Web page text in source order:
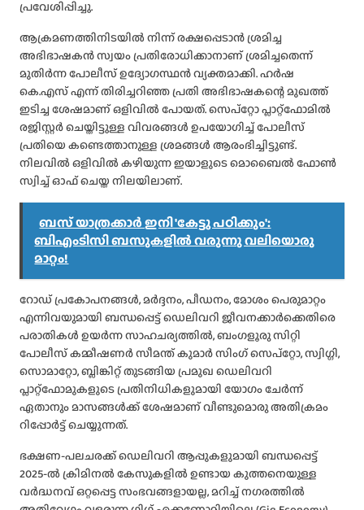
പ്രവേശിപ്പിച്ചു.
ആക്രമണത്തിനിടയിൽ നിന്ന് രക്ഷപ്പെടാൻ ശ്രമിച്ച
അഭിഭാഷകൻ സ്വയം പ്രതിരോധിക്കാനാണ് ശ്രമിച്ചതെന്ന്
മുതിർന്ന പോലീസ് ഉദ്യോഗസ്ഥൻ വ്യക്തമാക്കി. ഹർഷ
കെ.എസ് എന്ന് തിരിച്ചറിഞ്ഞ പ്രതി അഭിഭാഷകന്റെ മുഖത്ത്
ഇടിച്ച ശേഷമാണ് ഒളിവിൽ പോയത്. സെപ്റ്റോ പ്ലാറ്റ്‌ഫോമിൽ
രജിസ്റ്റർ ചെയ്തിട്ടുള്ള വിവരങ്ങൾ ഉപയോഗിച്ച് പോലീസ്
പ്രതിയെ കണ്ടെത്താനുള്ള ശ്രമങ്ങൾ ആരംഭിച്ചിട്ടുണ്ട്.
നിലവിൽ ഒളിവിൽ കഴിയുന്ന ഇയാളുടെ മൊബൈൽ ഫോൺ
സ്വിച്ച് ഓഫ് ചെയ്ത നിലയിലാണ്.
ബസ് യാത്രക്കാർ ഇനി 'കേട്ടു പഠിക്കും':
ബിഎംടിസി ബസുകളിൽ വരുന്നു വലിയൊരു
മാറ്റം!
റോഡ് പ്രകോപനങ്ങൾ, മർദ്ദനം, പീഡനം, മോശം പെരുമാറ്റം
എന്നിവയുമായി ബന്ധപ്പെട്ട് ഡെലിവറി ജീവനക്കാർക്കെതിരെ
പരാതികൾ ഉയർന്ന സാഹചര്യത്തിൽ, ബംഗളൂരു സിറ്റി
പോലീസ് കമ്മീഷണർ സീമന്ത് കുമാർ സിംഗ് സെപ്റ്റോ, സ്വിഗ്ഗി,
സൊമാറ്റോ, ബ്ലിങ്കിറ്റ് തുടങ്ങിയ പ്രമുഖ ഡെലിവറി
പ്ലാറ്റ്‌ഫോമുകളുടെ പ്രതിനിധികളുമായി യോഗം ചേർന്ന്
ഏതാനും മാസങ്ങൾക്ക് ശേഷമാണ് വീണ്ടുമൊരു അതിക്രമം
റിപ്പോർട്ട് ചെയ്യുന്നത്.
ഭക്ഷണ-പലചരക്ക് ഡെലിവറി ആപ്പുകളുമായി ബന്ധപ്പെട്ട്
2025-ൽ ക്രിമിനൽ കേസുകളിൽ ഉണ്ടായ കുത്തനെയുള്ള
വർദ്ധനവ് ഒറ്റപ്പെട്ട സംഭവങ്ങളായല്ല, മറിച്ച് നഗരത്തിൽ